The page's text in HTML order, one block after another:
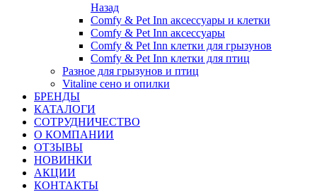
Назад
Comfy & Pet Inn аксессуары и клетки
Comfy & Pet Inn аксессуары
Comfy & Pet Inn клетки для грызунов
Comfy & Pet Inn клетки для птиц
Разное для грызунов и птиц
Vitaline сено и опилки
БРЕНДЫ
КАТАЛОГИ
СОТРУДНИЧЕСТВО
О КОМПАНИИ
ОТЗЫВЫ
НОВИНКИ
АКЦИИ
КОНТАКТЫ